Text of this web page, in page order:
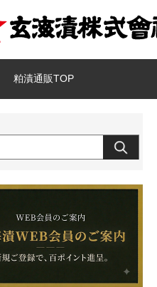
粕漬通販TOP